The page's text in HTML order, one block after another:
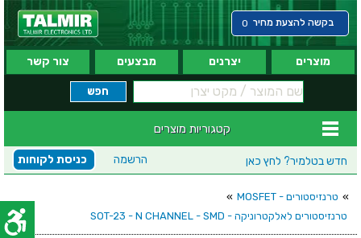
בקשה להצעת מחיר 0
מוצרים יצרנים מבצעים צור קשר
קטגוריות מוצרים
חדש בטלמיר? לחץ כאן כניסת לקוחות הרשמה
» טרנזיסטורים - MOSFET
»
טרנזיסטורים לאלקטרוניקה - SOT-23 - N CHANNEL - SMD